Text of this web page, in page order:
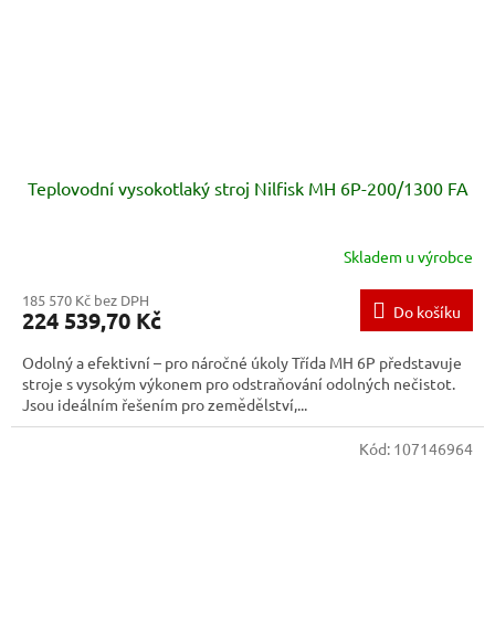
Teplovodní vysokotlaký stroj Nilfisk MH 6P-200/1300 FA
Skladem u výrobce
185 570 Kč bez DPH
224 539,70 Kč Do košíku
Odolný a efektivní – pro náročné úkoly Třída MH 6P představuje
stroje s vysokým výkonem pro odstraňování odolných nečistot.
Jsou ideálním řešením pro zemědělství,...
Kód: 107146964